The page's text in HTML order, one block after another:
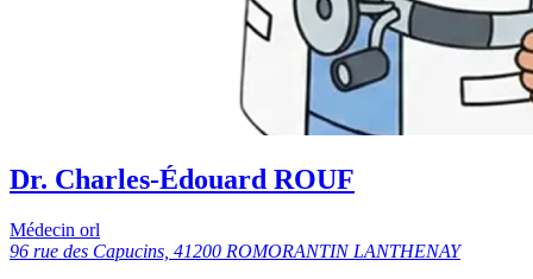
Dr. Charles-Édouard ROUF
Médecin orl
96 rue des Capucins, 41200 ROMORANTIN LANTHENAY